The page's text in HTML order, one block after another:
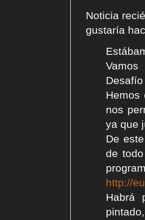
Noticia
gustaría
Hemos
nos
ya que
De
de
http://
Habrá